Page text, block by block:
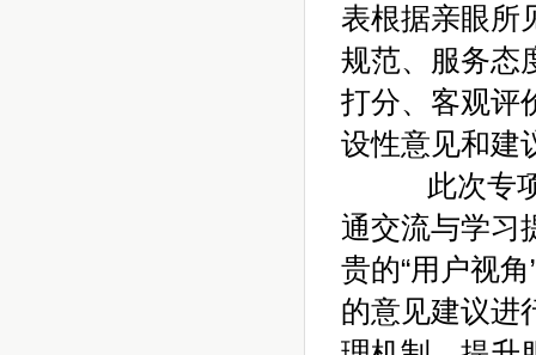
表根据亲眼所
规范、服务态
打分、客观评
设性意见和建
此次专项
通交流与学习
贵的“用户视
的意见建议进